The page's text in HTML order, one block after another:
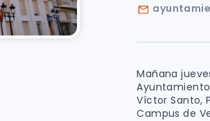
Mañana
Víctor Santo,
Campus de